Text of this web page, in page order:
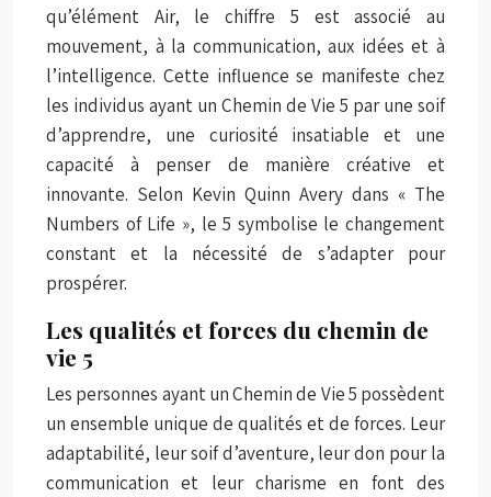
qu’élément Air, le chiffre 5 est associé au
mouvement, à la communication, aux idées et à
l’intelligence. Cette influence se manifeste chez
les individus ayant un Chemin de Vie 5 par une soif
d’apprendre, une curiosité insatiable et une
capacité à penser de manière créative et
innovante. Selon Kevin Quinn Avery dans « The
Numbers of Life », le 5 symbolise le changement
constant et la nécessité de s’adapter pour
prospérer.
Les qualités et forces du chemin de
vie 5
Les personnes ayant un Chemin de Vie 5 possèdent
un ensemble unique de qualités et de forces. Leur
adaptabilité, leur soif d’aventure, leur don pour la
communication et leur charisme en font des